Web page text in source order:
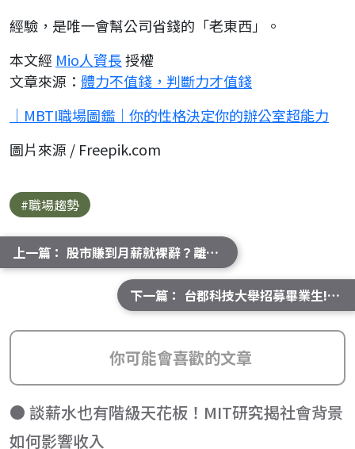
經驗，是唯一會幫公司省錢的「老東西」。
本文經 Mio人資長授權
文章來源： 體力不值錢，判斷力才值錢
｜MBTI職場圖鑑｜你的性格決定你的辦公室超能力
圖片來源 / Freepik.com
#職場趨勢
上一篇： 股市賺到月薪就裸辭？離職炒股前先通過財務與心理6大關卡
下一篇： 台郡科技大舉招募畢業生! 鎖定5G高頻技術釋兩大核心職缺
你可能會喜歡的文章
● 談薪水也有階級天花板！MIT研究揭社會背景
如何影響收入